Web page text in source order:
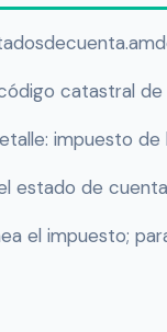
catastral
impuesto
estado de
el impuesto;